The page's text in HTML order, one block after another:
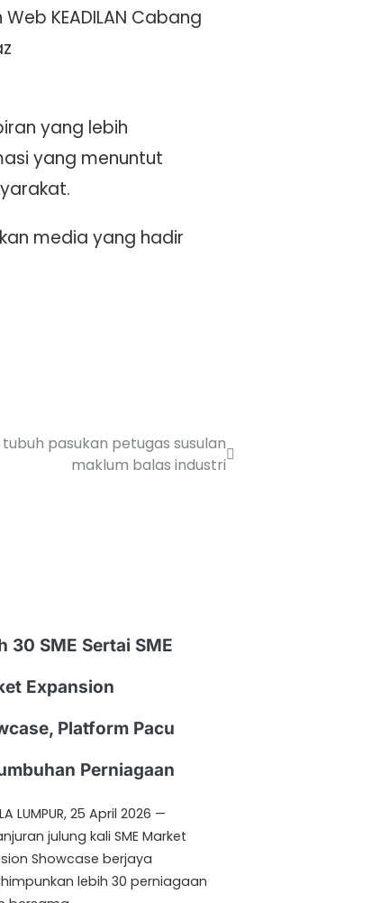
KEADILAN Cabang
yang lebih
yang menuntut
media yang hadir
tubuh pasukan petugas susulan
maklum balas industri
30 SME Sertai SME
Expansion
Platform Pacu
Perniagaan
LUMPUR, 25 April 2026 —
julung kali SME Market
Showcase berjaya
lebih 30 perniagaan